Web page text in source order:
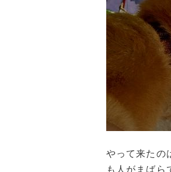
やって来たの
も人がまばら